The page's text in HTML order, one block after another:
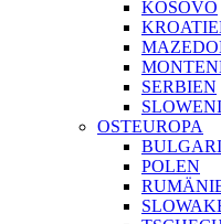
KOSOVO
SERBIEN
OSTEUROPA
POLEN